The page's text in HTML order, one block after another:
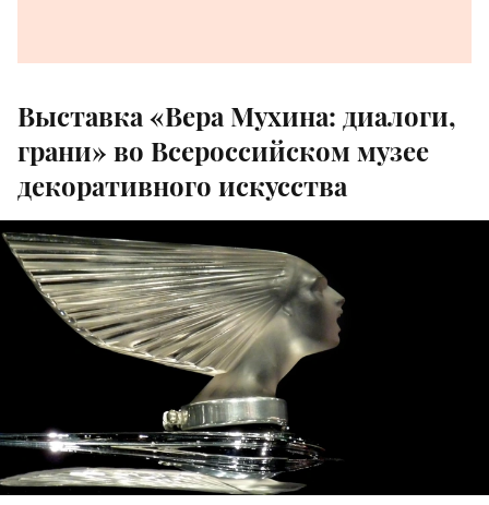
Выставка «Вера Мухина: диалоги,
грани» во Всероссийском музее
декоративного искусства